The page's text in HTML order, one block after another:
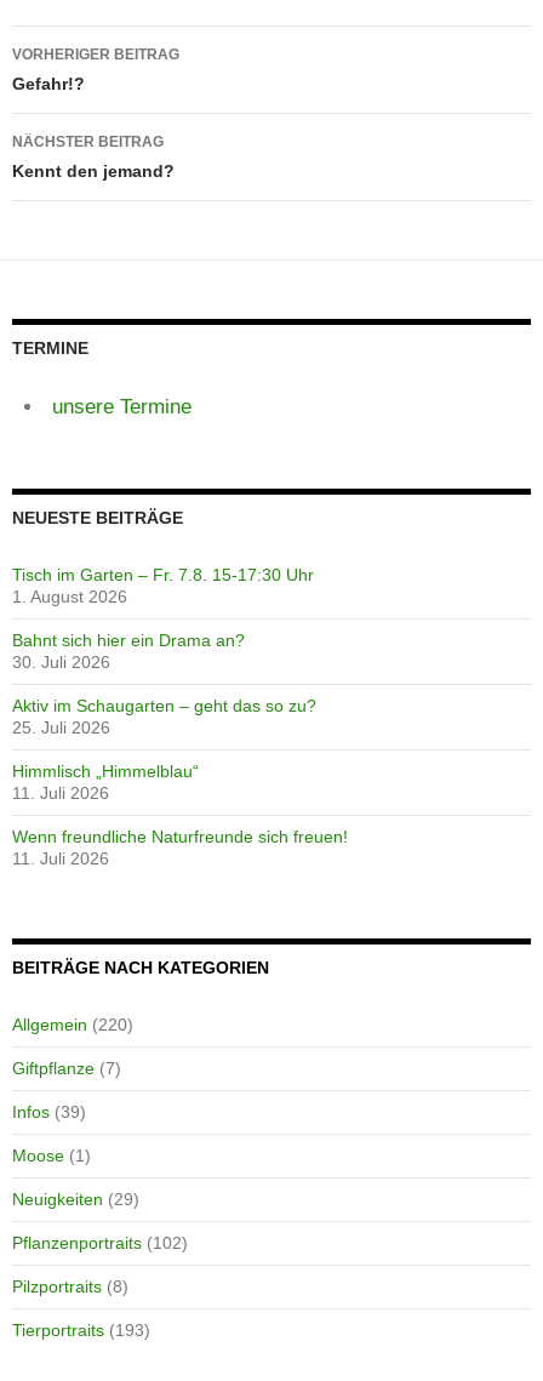
Beitragsnavigation
VORHERIGER BEITRAG
Gefahr!?
NÄCHSTER BEITRAG
Kennt den jemand?
TERMINE
unsere Termine
NEUESTE BEITRÄGE
Tisch im Garten – Fr. 7.8. 15-17:30 Uhr
1. August 2026
Bahnt sich hier ein Drama an?
30. Juli 2026
Aktiv im Schaugarten – geht das so zu?
25. Juli 2026
Himmlisch „Himmelblau“
11. Juli 2026
Wenn freundliche Naturfreunde sich freuen!
11. Juli 2026
BEITRÄGE NACH KATEGORIEN
Allgemein (220)
Giftpflanze (7)
Infos (39)
Moose (1)
Neuigkeiten (29)
Pflanzenportraits (102)
Pilzportraits (8)
Tierportraits (193)